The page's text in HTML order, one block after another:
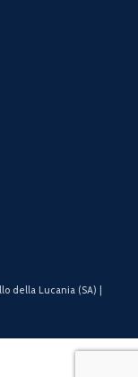
della Lucania (SA) |